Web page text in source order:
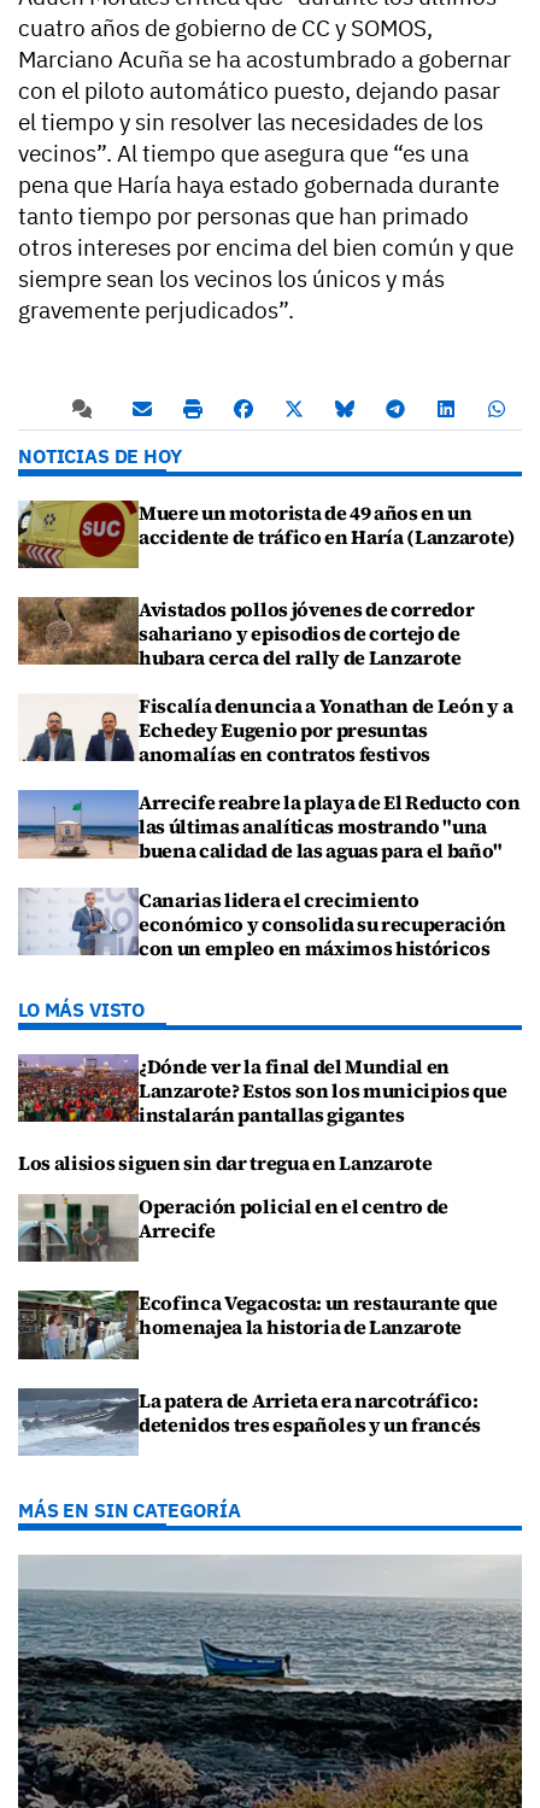
cuatro años de gobierno de CC y SOMOS,
Marciano Acuña se ha acostumbrado a gobernar
con el piloto automático puesto, dejando pasar
el tiempo y sin resolver las necesidades de los
vecinos”. Al tiempo que asegura que “es una
pena que Haría haya estado gobernada durante
tanto tiempo por personas que han primado
otros intereses por encima del bien común y que
siempre sean los vecinos los únicos y más
gravemente perjudicados”.
NOTICIAS DE HOY
Muere un motorista de 49 años en un
accidente de tráfico en Haría (Lanzarote)
Avistados pollos jóvenes de corredor
sahariano y episodios de cortejo de
hubara cerca del rally de Lanzarote
Fiscalía denuncia a Yonathan de León y a
Echedey Eugenio por presuntas
anomalías en contratos festivos
Arrecife reabre la playa de El Reducto con
las últimas analíticas mostrando "una
buena calidad de las aguas para el baño"
Canarias lidera el crecimiento
económico y consolida su recuperación
con un empleo en máximos históricos
LO MÁS VISTO
¿Dónde ver la final del Mundial en
Lanzarote? Estos son los municipios que
instalarán pantallas gigantes
Los alisios siguen sin dar tregua en Lanzarote
Operación policial en el centro de
Arrecife
Ecofinca Vegacosta: un restaurante que
homenajea la historia de Lanzarote
La patera de Arrieta era narcotráfico:
detenidos tres españoles y un francés
MÁS EN SIN CATEGORÍA